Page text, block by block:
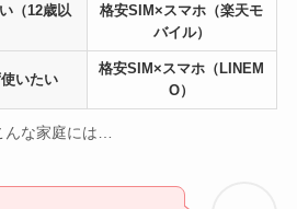
（12歳以
格安SIM×スマホ（楽天モ
バイル）
いたい
格安SIM×スマホ（LINEM
O）
んな家庭には…